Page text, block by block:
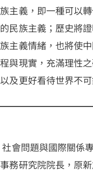
主義，即一種可以
民族主義；歷史將
主義情緒，也將使
與現實，充滿理性
及更好看待世界不
會問題與國際關係
務研究院院長，原